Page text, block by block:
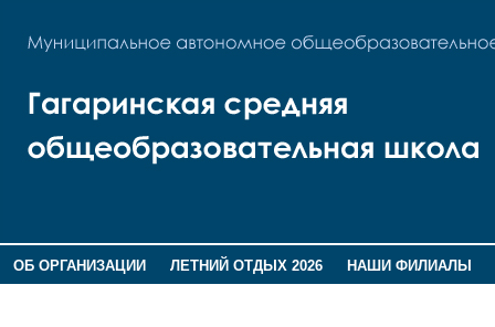
ОБ ОРГАНИЗАЦИИ ЛЕТНИЙ ОТДЫХ 2026
НАШИ ФИЛИАЛЫ